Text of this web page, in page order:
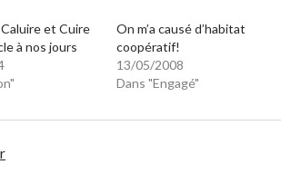
et Cuire
à nos jours
On m’a causé d’habitat
coopératif!
13/05/2008
Dans "Engagé"